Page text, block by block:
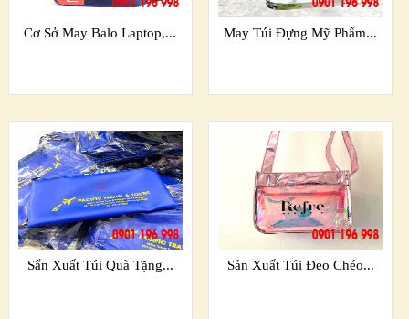
Cơ Sở May Balo Laptop,... May Túi Đựng Mỹ Phẩm...
Sẩn Xuất Túi Quà Tặng... Sản Xuất Túi Đeo Chéo...